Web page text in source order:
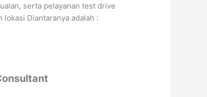
serta pelayanan test drive
lokasi Diantaranya adalah :